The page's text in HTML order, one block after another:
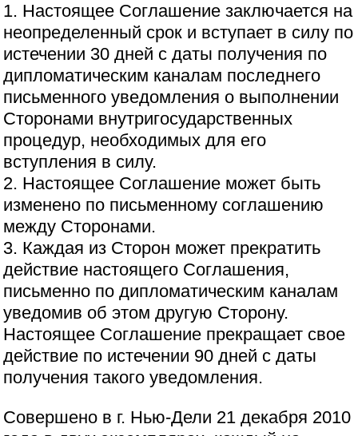
1. Настоящее Соглашение заключается на
неопределенный срок и вступает в силу по
истечении 30 дней с даты получения по
дипломатическим каналам последнего
письменного уведомления о выполнении
Сторонами внутригосударственных
процедур, необходимых для его
вступления в силу.
2. Настоящее Соглашение может быть
изменено по письменному соглашению
между Сторонами.
3. Каждая из Сторон может прекратить
действие настоящего Соглашения,
письменно по дипломатическим каналам
уведомив об этом другую Сторону.
Настоящее Соглашение прекращает свое
действие по истечении 90 дней с даты
получения такого уведомления.
Совершено в г. Нью-Дели 21 декабря 2010